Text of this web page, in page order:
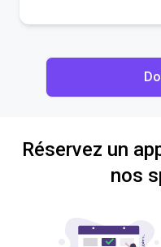
Réservez un
nos